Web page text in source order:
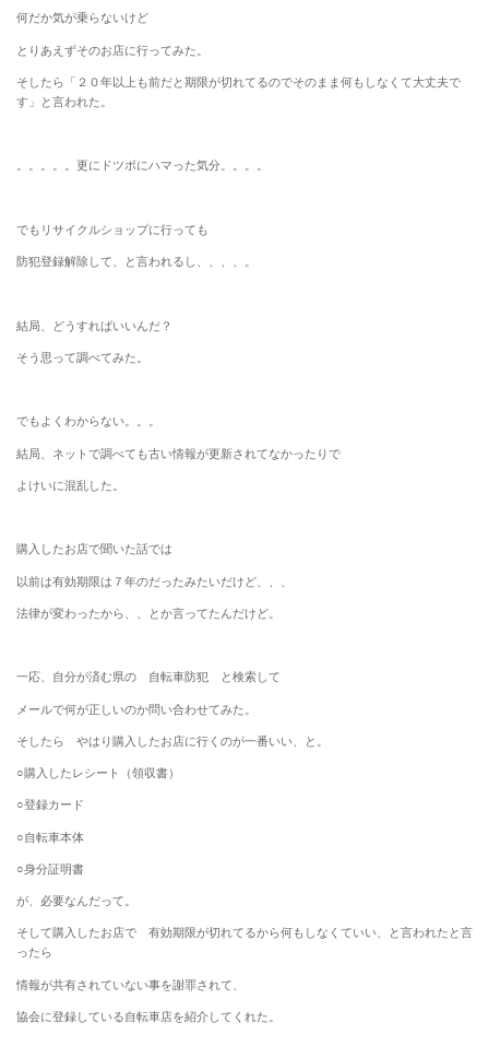
何だか気が乗らないけど
とりあえずそのお店に行ってみた。
そしたら「２０年以上も前だと期限が切れてるのでそのまま何もしなくて大丈夫で
す」と言われた。
。。。。。更にドツボにハマった気分。。。。
でもリサイクルショップに行っても
防犯登録解除して、と言われるし、、、、。
結局、どうすればいいんだ？
そう思って調べてみた。
でもよくわからない。。。
結局、ネットで調べても古い情報が更新されてなかったりで
よけいに混乱した。
購入したお店で聞いた話では
以前は有効期限は７年のだったみたいだけど、、、
法律が変わったから、、とか言ってたんだけど。
一応、自分が済む県の 自転車防犯 と検索して
メールで何が正しいのか問い合わせてみた。
そしたら やはり購入したお店に行くのが一番いい、と。
○購入したレシート（領収書）
○登録カード
○自転車本体
○身分証明書
が、必要なんだって。
そして購入したお店で 有効期限が切れてるから何もしなくていい、と言われたと言
ったら
情報が共有されていない事を謝罪されて、
協会に登録している自転車店を紹介してくれた。